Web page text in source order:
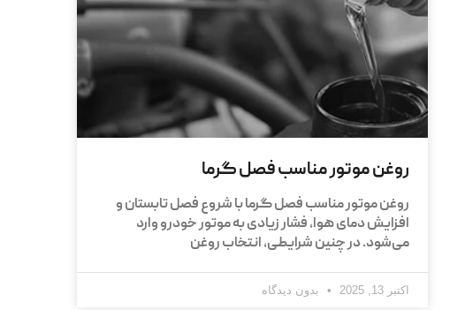
روغن موتور مناسب فصل گرما
روغن موتور مناسب فصل گرما با شروع فصل تابستان و
افزایش دمای هوا، فشار زیادی به موتور خودرو وارد
می‌شود. در چنین شرایطی، انتخاب روغن
اکتبر 13, 2025 بدون دیدگاه